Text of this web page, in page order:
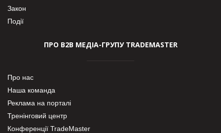
Закон
Події
ПРО В2В МЕДІА-ГРУПУ TRADEMASTER
Про нас
Наша команда
Реклама на порталі
Тренінговий центр
Конференції TradeMaster